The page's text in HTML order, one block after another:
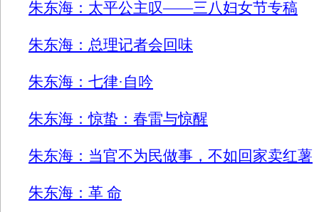
朱东海：太平公主叹——三八妇女节专稿
朱东海：总理记者会回味
朱东海：七律·自吟
朱东海：惊蛰：春雷与惊醒
朱东海：当官不为民做事，不如回家卖红薯
朱东海：革 命